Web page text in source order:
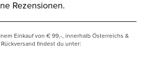
Rezensionen.
Einkauf von € 99,-, innerhalb Österreichs &
findest du unter: